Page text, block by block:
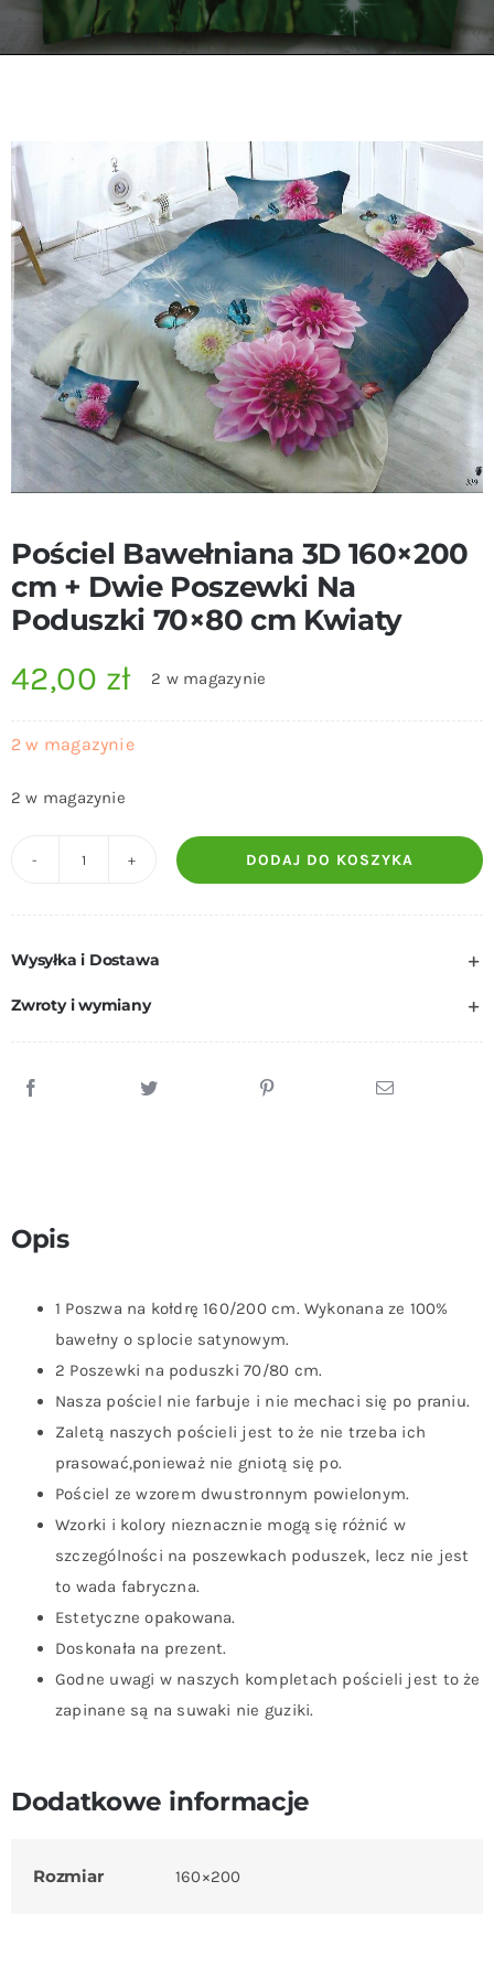
Pościel Bawełniana 3D 160×200
cm + Dwie Poszewki Na
Poduszki 70×80 cm Kwiaty
42,00 zł 2 w magazynie
2 w magazynie
2 w magazynie
3D
160x200
DODAJ DO KOSZYKA
Wysyłka i Dostawa
Zwroty i wymiany
Opis
1 Poszwa na kołdrę 160/200 cm. Wykonana ze 100%
bawełny o splocie satynowym.
2 Poszewki na poduszki 70/80 cm.
Nasza pościel nie farbuje i nie mechaci się po praniu.
Zaletą naszych pościeli jest to że nie trzeba ich
prasować,ponieważ nie gniotą się po.
Pościel ze wzorem dwustronnym powielonym.
Wzorki i kolory nieznacznie mogą się różnić w
szczególności na poszewkach poduszek, lecz nie jest
to wada fabryczna.
Estetyczne opakowana.
Doskonała na prezent.
Godne uwagi w naszych kompletach pościeli jest to że
zapinane są na suwaki nie guziki.
Dodatkowe informacje
Rozmiar 160×200